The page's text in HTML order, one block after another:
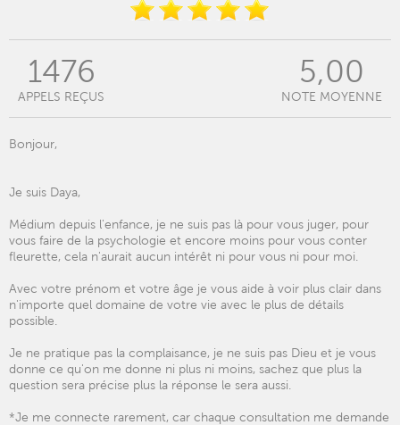
1476
APPELS REÇUS
5,00
NOTE MOYENNE
Bonjour,
Je suis Daya,
Médium depuis l'enfance, je ne suis pas là pour vous juger, pour
vous faire de la psychologie et encore moins pour vous conter
fleurette, cela n'aurait aucun intérêt ni pour vous ni pour moi.
Avec votre prénom et votre âge je vous aide à voir plus clair dans
n'importe quel domaine de votre vie avec le plus de détails
possible.
Je ne pratique pas la complaisance, je ne suis pas Dieu et je vous
donne ce qu'on me donne ni plus ni moins, sachez que plus la
question sera précise plus la réponse le sera aussi.
*Je me connecte rarement, car chaque consultation me demande